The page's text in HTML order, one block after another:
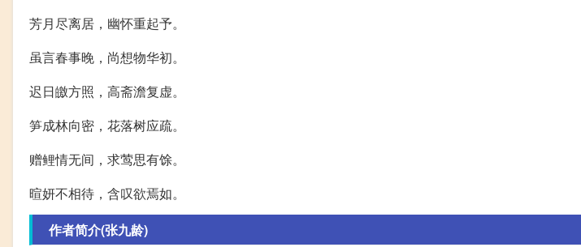
芳月尽离居，幽怀重起予。
虽言春事晚，尚想物华初。
迟日皦方照，高斋澹复虚。
笋成林向密，花落树应疏。
赠鲤情无间，求莺思有馀。
暄妍不相待，含叹欲焉如。
作者简介(张九龄)